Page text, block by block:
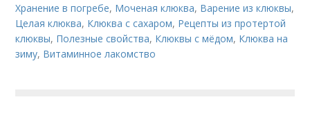
Хранение в погребе, Моченая клюква, Варение из клюквы,
Целая клюква, Клюква с сахаром, Рецепты из протертой
клюквы, Полезные свойства, Клюквы с мёдом, Клюква на
зиму, Витаминное лакомство